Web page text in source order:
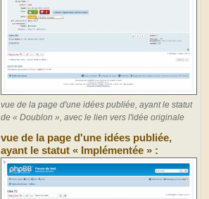
vue de la page d'une idées publiée, ayant le statut
de « Doublon », avec le lien vers l'idée originale
vue de la page d'une idées publiée,
ayant le statut « Implémentée » :